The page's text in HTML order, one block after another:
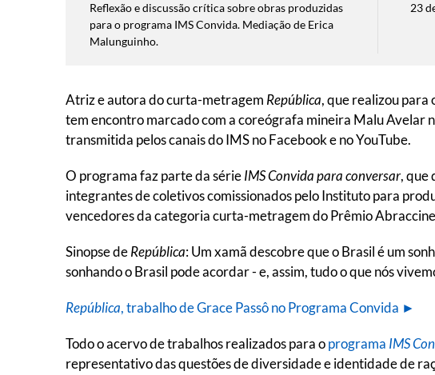
ANTERIORES
Reflexão e discussão crítica sobre obras produzidas
para o programa IMS Convida. Mediação de Erica
Malunguinho.
23
Atriz e autora do curta-metragem República, que realizou para
tem encontro marcado com a coreógrafa mineira Malu Avelar
transmitida pelos canais do IMS no Facebook e no YouTube.
O programa faz parte da sérieIMS Convida para conversar, que
integrantes de coletivos comissionados pelo Instituto para
vencedores da categoria curta-metragem do Prêmio
Sinopse deRepública: Um xamã descobre que o Brasil é um
sonhando o Brasil pode acordar - e, assim, tudo o que nós
República, trabalho de Grace Passô no Programa Convida ►
Todo o acervo de trabalhos realizados para oprograma IMS
representativo das questões de diversidade e identidade de